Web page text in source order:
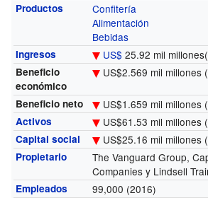
Productos
Confitería
Alimentación
Bebidas
Ingresos US$ 25.92 mil
Beneficio
económico
US$2.569 mil millones
Beneficio neto US$1.659 mil millones
Activos US$61.53 mil millones
Capital social US$25.16 mil millones
Propietario
The Vanguard Group,
Companies y Lindsell
Empleados 99,000 (2016)